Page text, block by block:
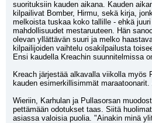
suorituksiin kauden aikana. Kauden
kilpailivat Bomber, Hirmu, sekä kirja,
melkoista tuskaa koko tallille - ehkä
mahdollisuudet mestaruuteen. Hän
olevan yllättävän suuri ja melko
kilpailijoiden vaihtelu osakilpailusta
Ensi kaudella Kreachin suunnitelmissa
Kreach järjestää alkavalla viikolla myös
kauden esimerkillisimmät
Wieriin, Karhulan ja Pullasorsan
pettämään odotukset taas. Siitä
asiassa valoisia puolia. "Ainakin minä